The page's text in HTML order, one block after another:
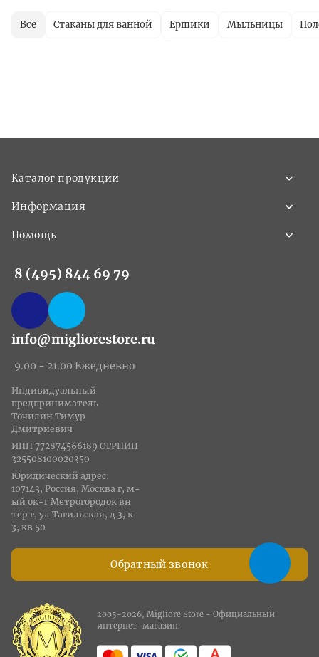
Все Стаканы для ванной Ершики Мыльницы
Каталог продукции
Информация
Помощь
8 (495) 844 69 79
info@migliorestore.ru
9.00 - 21.00 Ежедневно
Обратный звонок
Индивидуальный
предприниматель
Точилин Тимур
Дмитриевич
ИНН 772874566189 ОГРНИП
325508100020350
Юридический адрес:
107143, Россия, Москва г, м-
ый ок-г Метрогородок вн
тер г, ул Тагильская, д 3, к
3, кв 50
2005-2026, Migliore Store - Официальный
интернет-магазин.